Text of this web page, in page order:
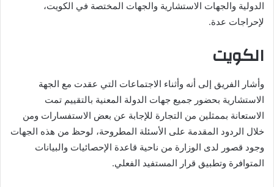
الدولية والجهات الاستشارية والجهات المختصة في الكويت،
لإحراجات عدة.
الكويت
وأشار الفريق إلى أنه وأثناء الاجتماعات التي عقدت مع الجهة
الاستشارية بحضور جميع جهات الدولة المعنية بالتقييم تمت
الاستعانة بممثلين من التجارة للإجابة عن بعض الاستفسارات ومن
خلال الردود المقدمة على الأسئلة المطروحة، لوحظ من هذه الجهات
وجود قصور لدى الوزارة من ناحية قاعدة الإحصائيات والبيانات
المتوافرة وتطبيق قرار المستفيد الفعلي.